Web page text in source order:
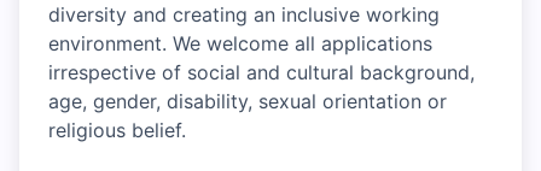
diversity and creating an inclusive working
environment. We welcome all applications
irrespective of social and cultural background,
age, gender, disability, sexual orientation or
religious belief.